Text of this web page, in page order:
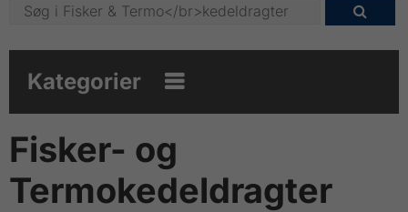

Kategorier 
Fisker- og
Termokedeldragter